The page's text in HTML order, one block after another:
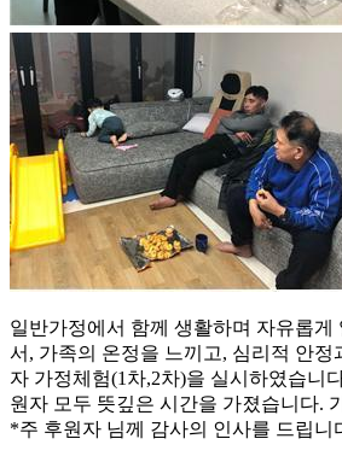
일반가정에서 함께 생활하며 자유롭게
서, 가족의 온정을 느끼고, 심리적 안정
자 가정체험(1차,2차)을 실시하였습니
원자 모두 뜻깊은 시간을 가졌습니다.
*주 후원자 님께 감사의 인사를 드립니